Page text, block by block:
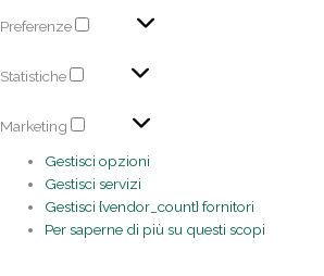
Preferenze
Statistiche
Marketing
Gestisci opzioni
Gestisci servizi
Gestisci {vendor_count} fornitori
Per saperne di più su questi scopi